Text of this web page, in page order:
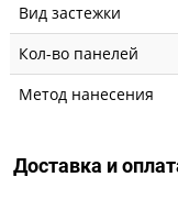
Вид застежки
Кол-во панелей
Метод нанесения
Доставка и